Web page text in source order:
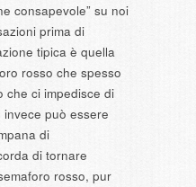
consapevole” su noi
prima di
tipica è quella
rosso che spesso
che ci impedisce di
può essere
di
di tornare
rosso, pur